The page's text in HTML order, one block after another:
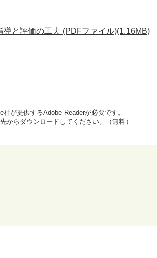
と評価の工夫 (PDFファイル)(1.16MB)
が提供するAdobe Readerが必要です。
からダウンロードしてください。（無料）